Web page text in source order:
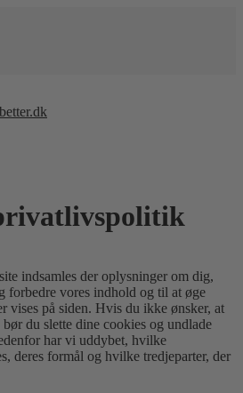
indsamles der oplysninger om dig,
forbedre vores indhold og til at øge
vises på siden. Hvis du ikke ønsker, at
du slette dine cookies og undlade
har vi uddybet, hvilke
deres formål og hvilke tredjeparter, der